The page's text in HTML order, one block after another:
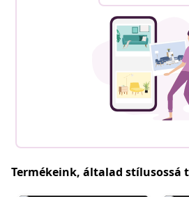
Termékeink, általad stílusossá